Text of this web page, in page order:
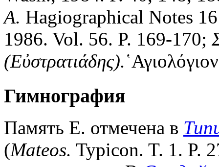
A. Hagiographical Notes
1986. Vol. 56. P. 169-170;
(Εὐστρατιάδης).
Гимнография
Память Е. отмечена в
(Mateos. Typicon. T. 1. P.